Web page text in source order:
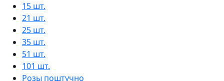
15 шт.
21 шт.
25 шт.
35 шт.
51 шт.
101 шт.
Розы поштучно